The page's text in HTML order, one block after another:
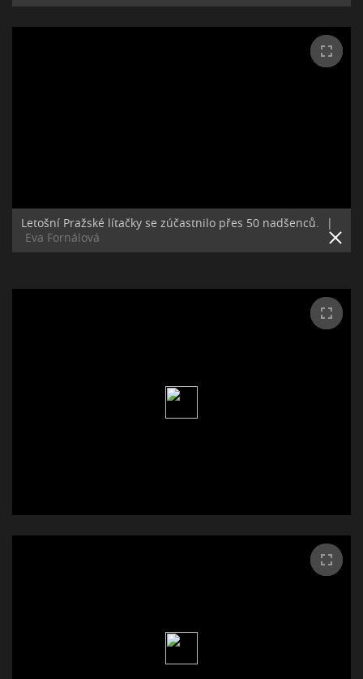
Letošní Pražské lítačky se zúčastnilo přes 50 nadšenců.
|
Eva Fornálová